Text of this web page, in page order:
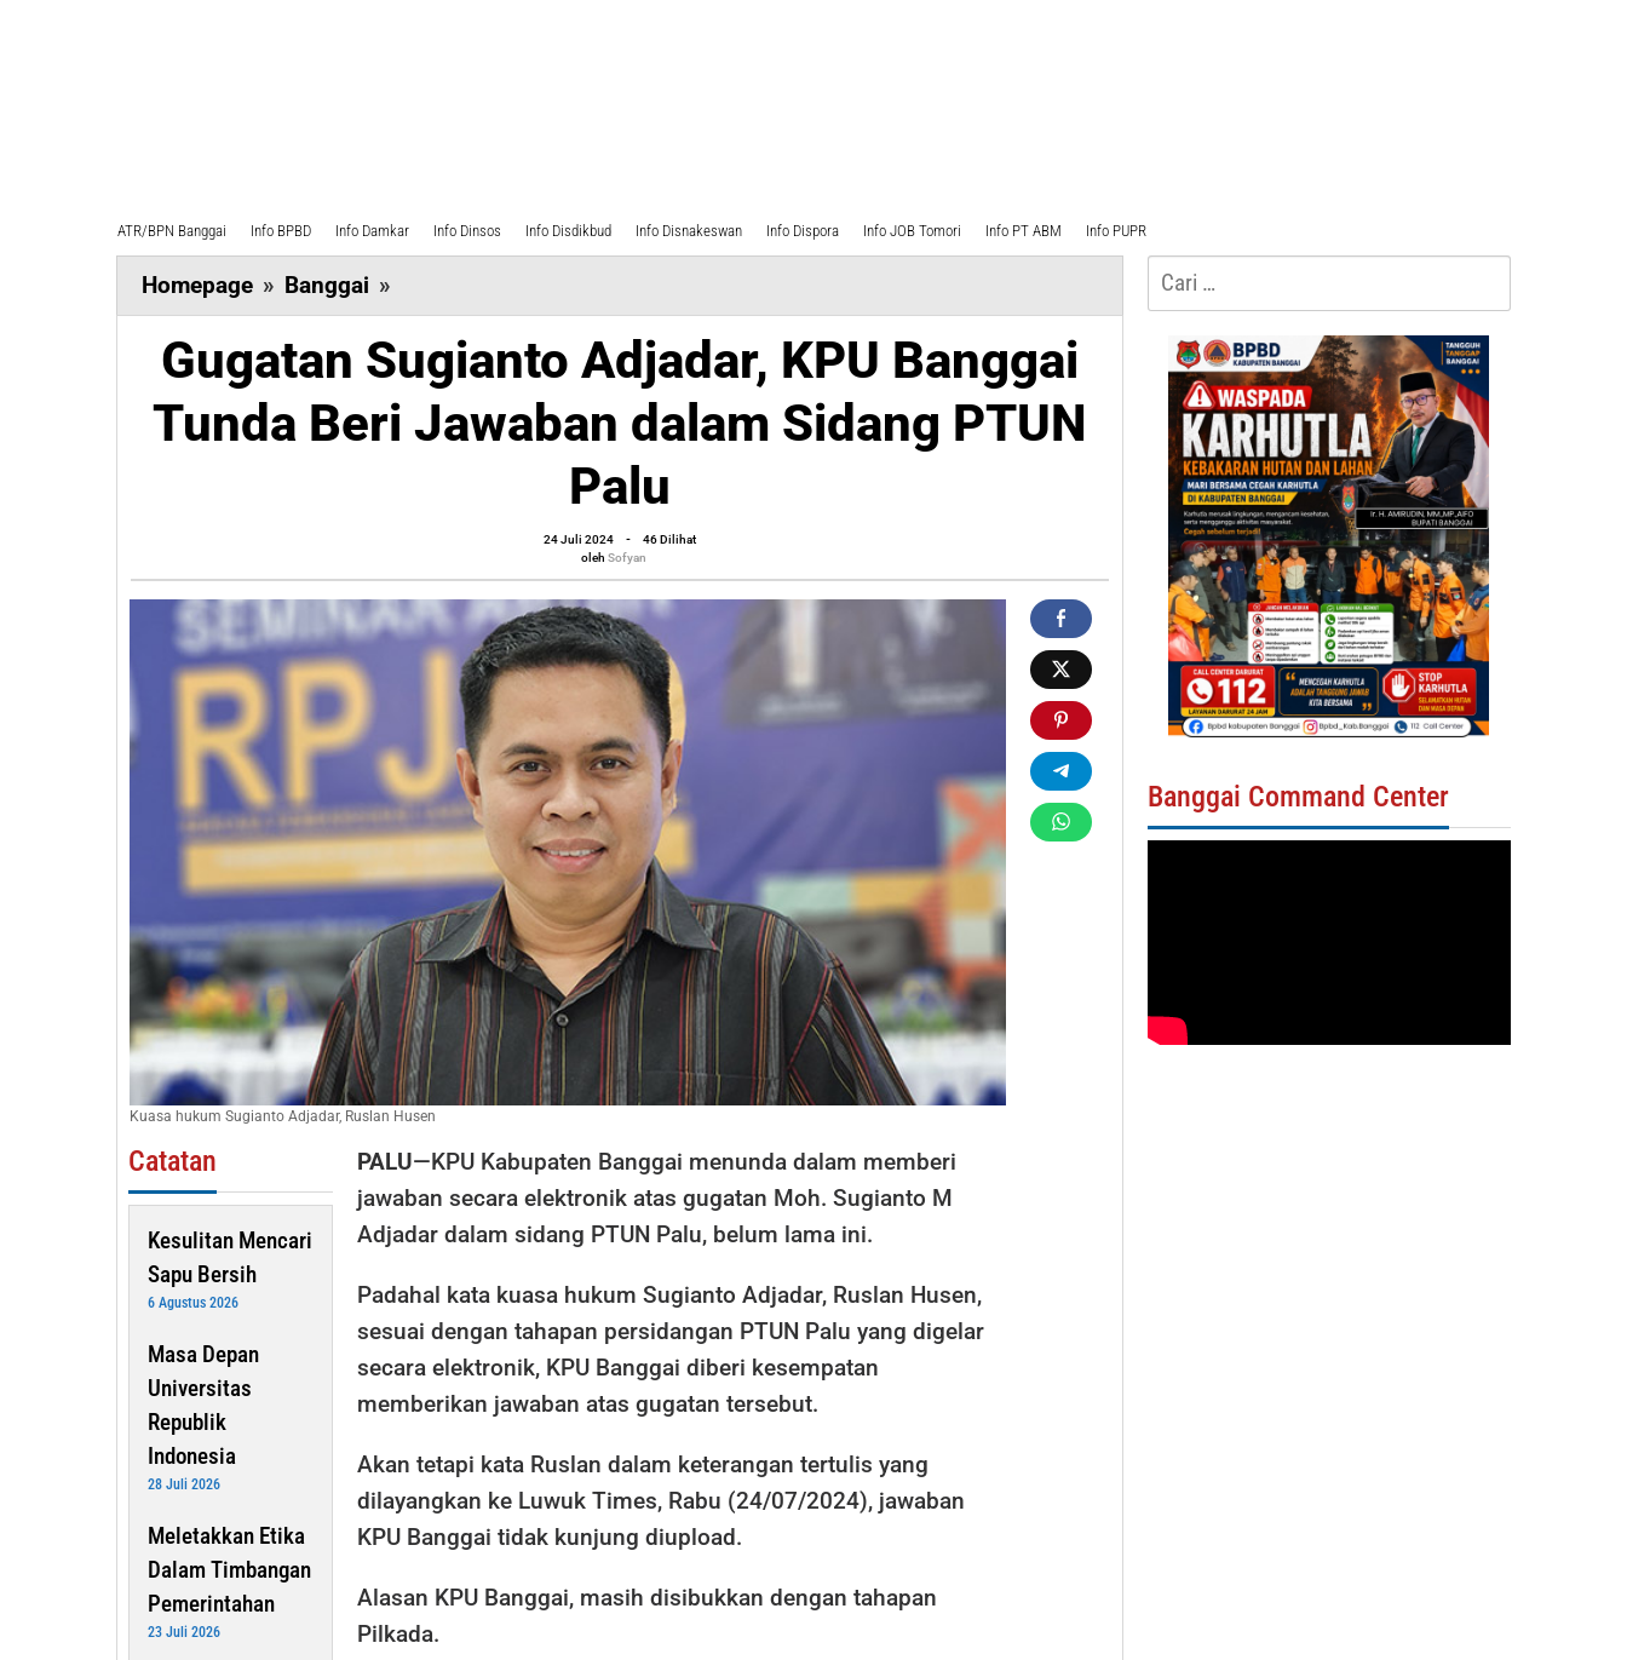
ATR/BPN Banggai Info BPBD Info Damkar Info Dinsos Info Disdikbud Info Disnakeswan Info Dispora Info JOB Tomori Info PT ABM Info PUPR
Homepage » Banggai »
Sugianto
Adjadar,
KPU
Banggai
Sidang
PTUN
Palu
Gugatan Sugianto Adjadar, KPU Banggai
Tunda Beri Jawaban dalam Sidang PTUN
Palu
24 Juli 2024
oleh
Sofyan
-
46 Dilihat
oleh Sofyan
Kuasa hukum Sugianto Adjadar, Ruslan Husen
Catatan
Kesulitan Mencari
Sapu Bersih
6 Agustus 2026
Masa Depan
Universitas
Republik
Indonesia
28 Juli 2026
Meletakkan Etika
Dalam Timbangan
Pemerintahan
23 Juli 2026
PALU—KPU Kabupaten Banggai menunda dalam memberi
jawaban secara elektronik atas gugatan Moh. Sugianto M
Adjadar dalam sidang PTUN Palu, belum lama ini.
Padahal kata kuasa hukum Sugianto Adjadar, Ruslan Husen,
sesuai dengan tahapan persidangan PTUN Palu yang digelar
secara elektronik, KPU Banggai diberi kesempatan
memberikan jawaban atas gugatan tersebut.
Akan tetapi kata Ruslan dalam keterangan tertulis yang
dilayangkan ke Luwuk Times, Rabu (24/07/2024), jawaban
KPU Banggai tidak kunjung diupload.
Alasan KPU Banggai, masih disibukkan dengan tahapan
Pilkada.
Cari
untuk:
Banggai Command Center